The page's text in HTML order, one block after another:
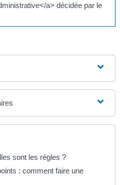
a> décidée par le
sont les règles ?
: comment faire une